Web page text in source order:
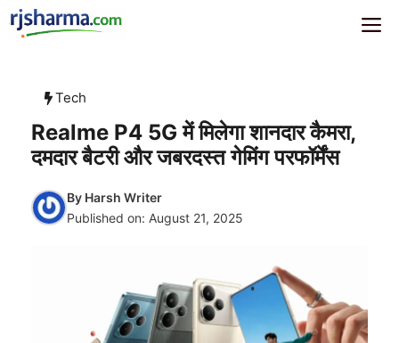
Skip
Tech
Realme P4 5G में मिलेगा शानदार कैमरा,
दमदार बैटरी और जबरदस्त गेमिंग परफॉर्मेंस
By Harsh Writer
Published on: August 21, 2025